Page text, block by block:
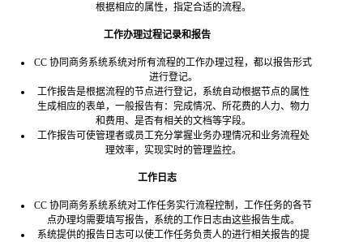
根据相应的属性，指定合适的流程。
工作办理过程记录和报告
CC 协同商务系统系统对所有流程的工作办理过程，都以报告形式
进行登记。
工作报告是根据流程的节点进行登记，系统自动根据节点的属性
生成相应的表单，一般报告有：完成情况、所花费的人力、物力
和费用、是否有相关的文档等字段。
工作报告可使管理者或员工充分掌握业务办理情况和业务流程处
理效率，实现实时的管理监控。
工作日志
CC 协同商务系统系统对工作任务实行流程控制，工作任务的各节
点办理均需要填写报告，系统的工作日志由这些报告生成。
系统提供的报告日志可以使工作任务负责人的进行相关报告的提